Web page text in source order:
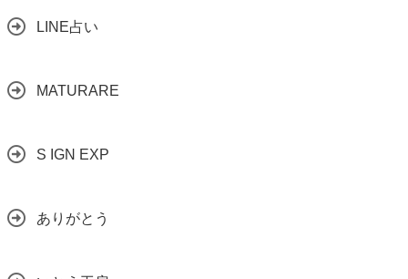
LINE占い
MATURARE
S IGN EXP
ありがとう